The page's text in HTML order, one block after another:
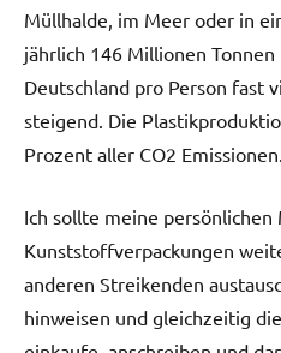
Müllhalde, im Meer oder in
jährlich 146 Millionen
Deutschland pro Person fast
steigend. Die
Prozent aller CO2 Emissionen.
Ich sollte meine persönlichen
Kunststoffverpackungen
anderen Streikenden
hinweisen und gleichzeitig